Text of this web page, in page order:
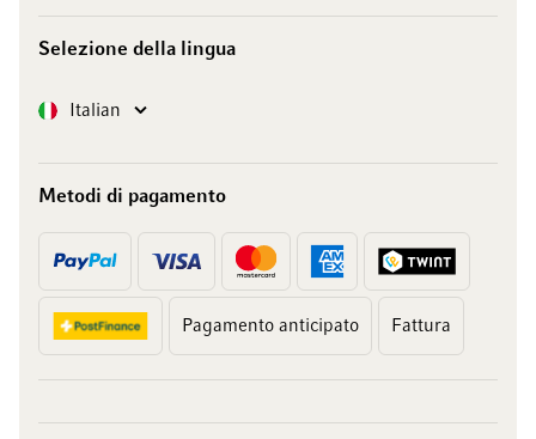
Selezione della lingua
Lingua Italian
Metodi di pagamento
Pagamento anticipato Fattura